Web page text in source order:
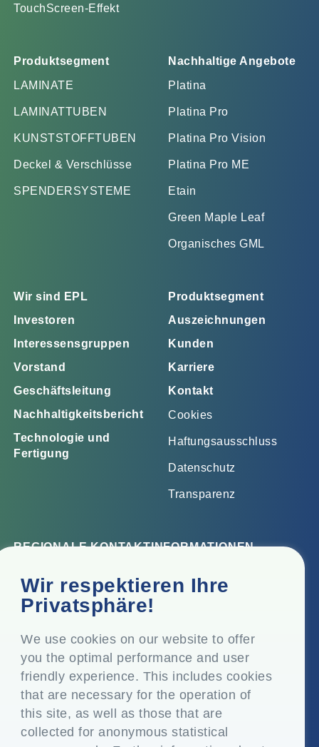
Wir respektieren Ihre
Privatsphäre!
We use cookies on our website to offer
you the optimal performance and user
friendly experience. This includes cookies
that are necessary for the operation of
this site, as well as those that are
collected for anonymous statistical
TouchScreen-Effekt
Produktsegment
LAMINATE
LAMINATTUBEN
KUNSTSTOFFTUBEN
Deckel & Verschlüsse
SPENDERSYSTEME
Nachhaltige Angebote
Platina
Platina Pro
Platina Pro Vision
Platina Pro ME
Etain
Green Maple Leaf
Organisches GML
Wir sind EPL
Investoren
Interessensgruppen
Vorstand
Geschäftsleitung
Nachhaltigkeitsbericht
Technologie und
Fertigung
Produktsegment
Auszeichnungen
Kunden
Karriere
Kontakt
Cookies
Haftungsausschluss
Datenschutz
Transparenz
REGIONALE KONTAKTINFORMATIONEN
Firmensitz
Top Floor, Times Tower, Kamala City, Senapati Bapat
Marg, Lower Parel, Mumbai - 400 013, Maharashtra,
Eingetragener Sitz
P.O. Vasind, Taluka Shahapur, Dist. Thane - 421 604,
Maharashtra Indien
+91-22-24819000